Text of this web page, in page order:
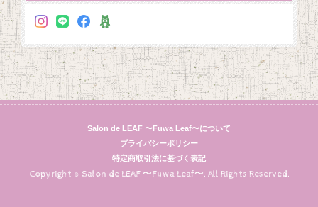
Salon de LEAF 〜Fuwa Leaf〜について
プライバシーポリシー
特定商取引法に基づく表記
Copyright © Salon de LEAF 〜Fuwa Leaf〜. All Rights Reserved.